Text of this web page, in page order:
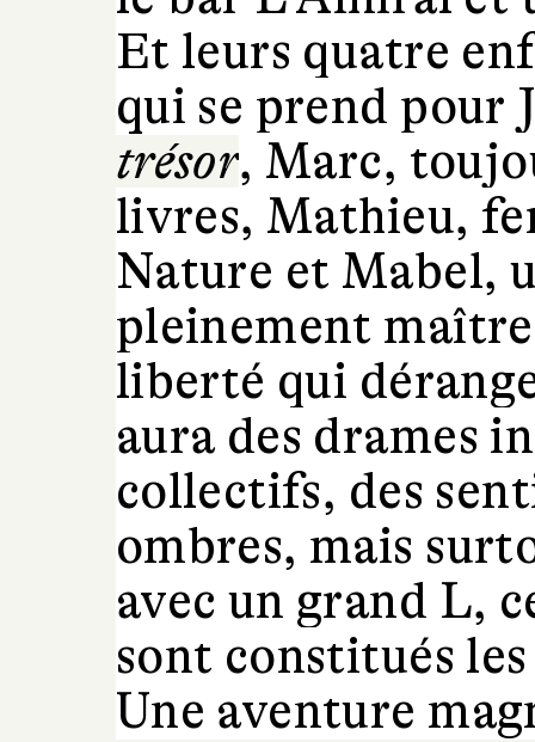
Et leurs quatre
qui se prend pour
trésor, Marc,
livres, Mathieu,
Nature et Mabel,
pleinement
liberté qui
aura des drames
collectifs, des
ombres, mais
avec un grand L,
sont constitués
Une aventure